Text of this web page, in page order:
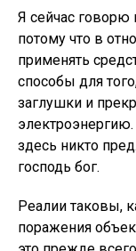
Я сейчас говорю
потому что в
применять
способы для
заглушки и
здесь никто
господь бог.
Реалии таковы,
поражения